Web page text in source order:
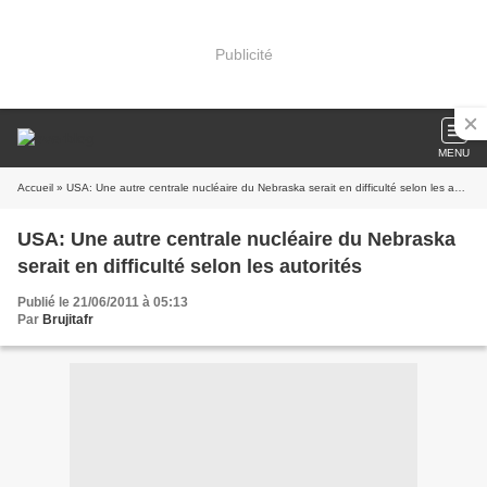
Publicité
MENU
Accueil » USA: Une autre centrale nucléaire du Nebraska serait en difficulté selon les autorités
USA: Une autre centrale nucléaire du Nebraska
serait en difficulté selon les autorités
Publié le 21/06/2011 à 05:13
Par Brujitafr